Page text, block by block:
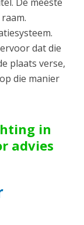
dat die
plaats verse,
die manier
in
advies